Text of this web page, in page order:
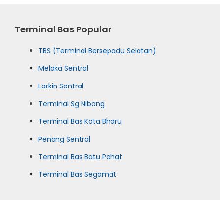
Terminal Bas Popular
TBS (Terminal Bersepadu Selatan)
Melaka Sentral
Larkin Sentral
Terminal Sg Nibong
Terminal Bas Kota Bharu
Penang Sentral
Terminal Bas Batu Pahat
Terminal Bas Segamat